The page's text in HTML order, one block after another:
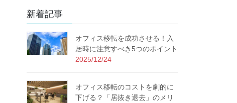
新着記事
オフィス移転を成功させる！入
居時に注意すべき5つのポイント
2025/12/24
オフィス移転のコストを劇的に
下げる？「居抜き退去」のメリ